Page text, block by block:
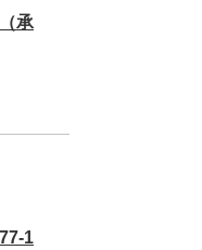
承
1